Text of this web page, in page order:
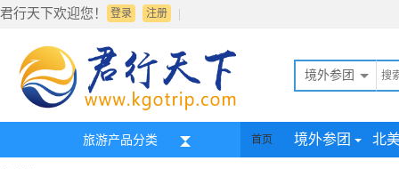
君行天下欢迎您！ 登录 |
注册
境外参团
旅游产品分类 首页 境外参团 北